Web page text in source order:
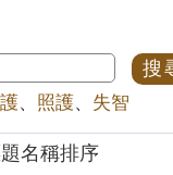
、 照護、 失智
名稱排序